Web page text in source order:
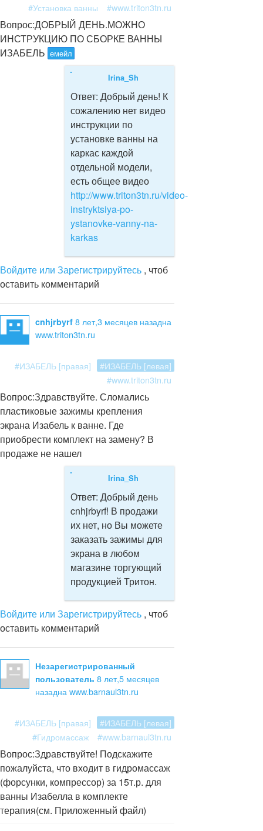
#Установка ванны
#www.triton3tn.ru
Вопрос:ДОБРЫЙ ДЕНЬ.МОЖНО
ИНСТРУКЦИЮ ПО СБОРКЕ ВАННЫ
ИЗАБЕЛЬ емейл
Irina_Sh
Ответ: Добрый день! К
сожалению нет видео
инструкции по
установке ванны на
каркас каждой
отдельной модели,
есть общее видео
http://www.triton3tn.ru/video-
instryktsiya-po-
ystanovke-vanny-na-
karkas
Войдите или Зарегистрируйтесь , чтоб
оставить комментарий
cnhjrbyrf 8 лет,3 месяцев назадна
www.triton3tn.ru
#ИЗАБЕЛЬ [правая]
#ИЗАБЕЛЬ [левая]
#www.triton3tn.ru
Вопрос:Здравствуйте. Сломались
пластиковые зажимы крепления
экрана Изабель к ванне. Где
приобрести комплект на замену? В
продаже не нашел
Irina_Sh
Ответ: Добрый день
cnhjrbyrf! В продажи
их нет, но Вы можете
заказать зажимы для
экрана в любом
магазине торгующий
продукцией Тритон.
Войдите или Зарегистрируйтесь , чтоб
оставить комментарий
Незарегистрированный
пользователь 8 лет,5 месяцев
назадна www.barnaul3tn.ru
#ИЗАБЕЛЬ [правая]
#ИЗАБЕЛЬ [левая]
#Гидромассаж
#www.barnaul3tn.ru
Вопрос:Здравствуйте! Подскажите
пожалуйста, что входит в гидромассаж
(форсунки, компрессор) за 15т.р. для
ванны Изабелла в комплекте
терапия(см. Приложенный файл)